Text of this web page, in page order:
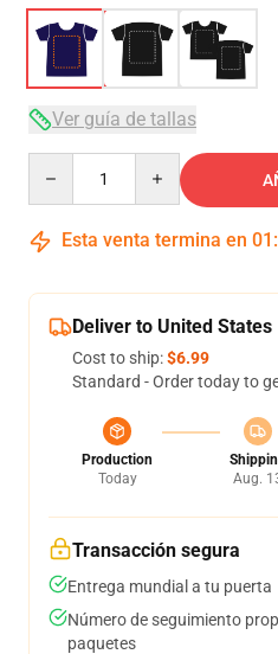
Ver guía de tallas
Esta venta termina en 01 :
Deliver to United States
Cost to ship:$6.99
Standard - Order today to
Production
Today
Aug.
Transacción segura
Entrega mundial a tu puerta
Número de seguimiento
paquetes